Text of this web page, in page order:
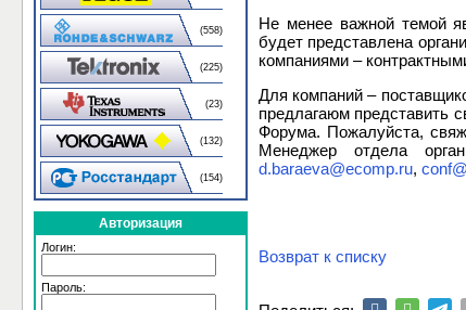
(558)
(225)
(23)
(132)
(154)
Авторизация
Логин:
Пароль:
Не менее важной темой
будет представлена
компаниями –
Для компаний –
предлагаюм представить
Форума. Пожалуйста,
Менеджер отдела
d.baraeva@ecomp.ru,
Возврат к списку